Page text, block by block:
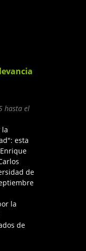
hasta el
la
esta
de
la
de